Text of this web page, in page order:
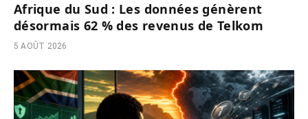
Afrique du Sud : Les données génèrent
désormais 62 % des revenus de Telkom
5 AOÛT 2026